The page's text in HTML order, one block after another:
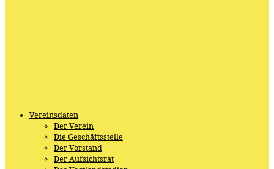
Vereinsdaten
Der Verein
Die Geschäftsstelle
Der Vorstand
Der Aufsichtsrat